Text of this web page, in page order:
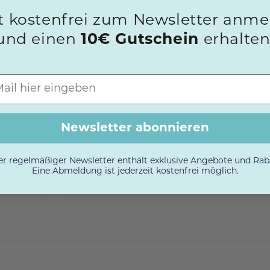
– so integrierst du die Glow-
aussieht oder an Ausstrahlung verliert, ist
ein leichtes, nicht fettendes Serum
Tagescreme oder in die Foundation – so
kostenfrei zum Newsletter
einen10€ Gutschein
Newsletter abonnieren
regelmäßiger Newsletter enthält exklusive Angebote und
Eine Abmeldung ist jederzeit kostenfrei möglich.